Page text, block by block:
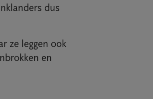
dus
ze leggen ook
en